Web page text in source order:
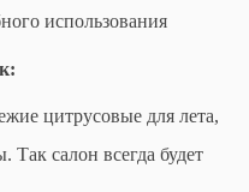
использования
цитрусовые для лета,
салон всегда будет